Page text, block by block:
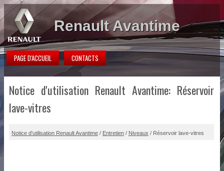
Renault Avantime
PAGE D'ACCUEIL CONTACTS
Notice d'utilisation Renault Avantime: Réservoir
lave-vitres
Notice d'utilisation Renault Avantime / Entretien / Niveaux / Réservoir lave-vitres